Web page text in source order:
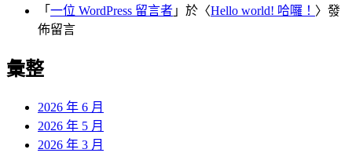
「 一位 WordPress 留言者 」於〈Hello world! 哈囉！ 〉發
佈留言
彙整
2026 年 6 月
2026 年 5 月
2026 年 3 月